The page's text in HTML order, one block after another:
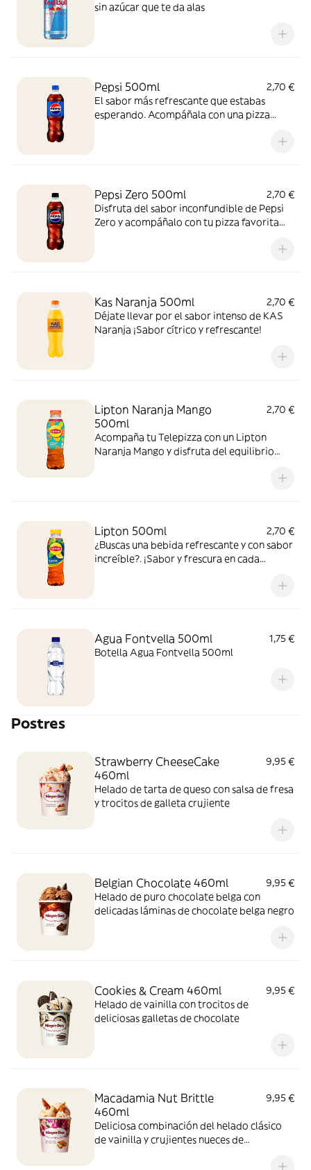
sin azúcar que te da alas
Pepsi 500ml
2,70 €
El sabor más refrescante que estabas
esperando. Acompáñala con una pizza
Pepsi Zero 500ml
2,70 €
Disfruta del sabor inconfundible de Pepsi
Zero y acompáñalo con tu pizza favorita
Kas Naranja 500ml
2,70 €
Déjate llevar por el sabor intenso de KAS
Naranja ¡Sabor cítrico y refrescante!
Lipton Naranja Mango
500ml
2,70 €
Acompaña tu Telepizza con un Lipton
Naranja Mango y disfruta del equilibrio
Lipton 500ml
2,70 €
¿Buscas una bebida refrescante y con sabor
increíble?. ¡Sabor y frescura en cada
Agua Fontvella 500ml
1,75 €
Botella Agua Fontvella 500ml
Postres
Strawberry CheeseCake
460ml
9,95 €
Helado de tarta de queso con salsa de fresa
y trocitos de galleta crujiente
Belgian Chocolate 460ml
9,95 €
Helado de puro chocolate belga con
delicadas láminas de chocolate belga negro
Cookies & Cream 460ml
9,95 €
Helado de vainilla con trocitos de
deliciosas galletas de chocolate
Macadamia Nut Brittle
460ml
9,95 €
Deliciosa combinación del helado clásico
de vainilla y crujientes nueces de